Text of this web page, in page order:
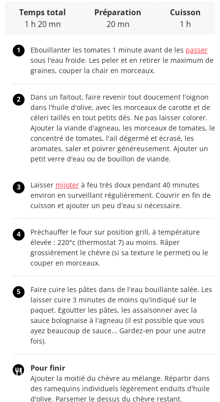
Temps total
1 h 20 mn
Préparation
20 mn
Cuisson
1 h
1 Ebouillanter les tomates 1 minute avant de les passer
sous l'eau froide. Les peler et en retirer le maximum de
graines, couper la chair en morceaux.
2
Dans un faitout, faire revenir tout doucement l'oignon
dans l'huile d'olive, avec les morceaux de carotte et de
céleri taillés en tout petits dés. Ne pas laisser colorer.
Ajouter la viande d'agneau, les morceaux de tomates, le
concentré de tomates, l'ail dégermé et écrasé, les
aromates, saler et poivrer généreusement. Ajouter un
petit verre d'eau ou de bouillon de viande.
3 Laisser mijoter à feu très doux pendant 40 minutes
environ en surveillant régulièrement. Couvrir en fin de
cuisson et ajouter un peu d'eau si nécessaire.
4
Préchauffer le four sur position grill, à température
élevée : 220°c (thermostat 7) au moins. Râper
grossièrement le chèvre (si sa texture le permet) ou le
couper en morceaux.
5
Faire cuire les pâtes dans de l'eau bouillante salée. Les
laisser cuire 3 minutes de moins qu'indiqué sur le
paquet. Egoutter les pâtes, les assaisonner avec la
sauce bolognaise à l'agneau (il est possible que vous
ayez beaucoup de sauce... Gardez-en pour une autre
fois).
Pour finir
Ajouter la moitié du chèvre au mélange. Répartir dans
des ramequins individuels légèrement enduits d'huile
d'olive. Parsemer le dessus du chèvre restant.